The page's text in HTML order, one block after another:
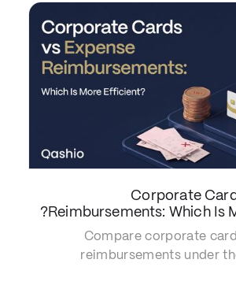
Corporate
Reimbursements: Which Is
Compare corporate
reimbursements under